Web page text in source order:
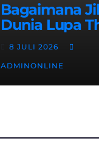
Bagaimana
Dunia Lupa
Beatles?
Surat Cinta dan
Kritik
8 JULI 2026
ADMINONLINE